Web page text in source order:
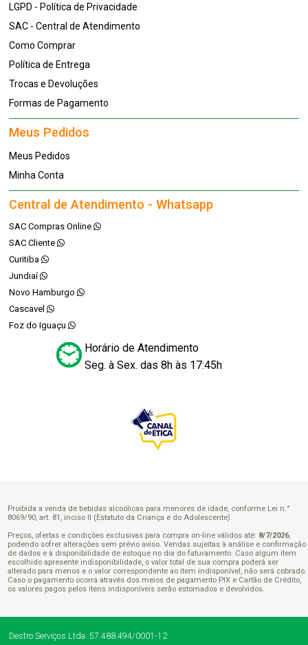
LGPD - Política de Privacidade
SAC - Central de Atendimento
Como Comprar
Política de Entrega
Trocas e Devoluções
Formas de Pagamento
Meus Pedidos
Meus Pedidos
Minha Conta
Central de Atendimento - Whatsapp
SAC Compras Online
SAC Cliente
Curitiba
Jundiaí
Novo Hamburgo
Cascavel
Foz do Iguaçu
Horário de Atendimento
Seg. à Sex. das 8h às 17:45h
Proibida a venda de bebidas alcoólicas para menores de idade, conforme Lei n.°
8069/90, art. 81, inciso II (Estatuto da Criança e do Adolescente).
Preços, ofertas e condições exclusivas para compra on-line válidos até: 8/7/2026,
podendo sofrer alterações sem prévio aviso. Vendas sujeitas à análise e confirmação
de dados e à disponibilidade de estoque no dia do faturamento. Caso algum item
escolhido apresente indisponibilidade, o valor total de sua compra poderá ser
alterado para menos e o valor correspondente ao item indisponível, não será cobrado.
Caso o pagamento ocorra através dos meios de pagamento PIX e Cartão de Crédito,
os valores pagos pelos itens indisponíveis serão estornados e devolvidos.
Destro Serviços Ltda. 57.488.494/0001-12